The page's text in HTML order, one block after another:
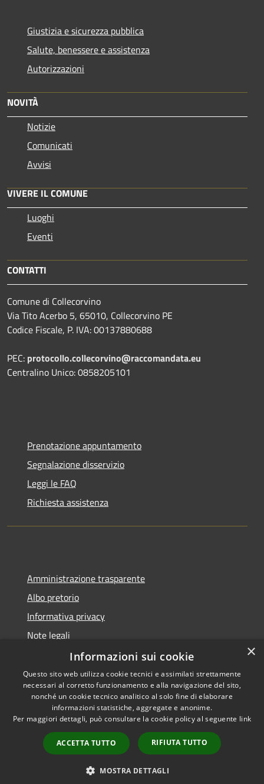
Giustizia e sicurezza pubblica
Salute, benessere e assistenza
Autorizzazioni
NOVITÀ
Notizie
Comunicati
Avvisi
VIVERE IL COMUNE
Luoghi
Eventi
CONTATTI
Comune di Collecorvino
Via Tito Acerbo 5, 65010, Collecorvino PE
Codice Fiscale, P. IVA: 00137880688
PEC: protocollo.collecorvino@raccomandata.eu
Centralino Unico: 0858205101
Prenotazione appuntamento
Segnalazione disservizio
Leggi le FAQ
Richiesta assistenza
Amministrazione trasparente
Albo pretorio
Informativa privacy
Note legali
Dichiarazione di accessibilità
RSS
Accessibilità
Copyright © 2026 • Comune di
Municipium•
Accesso
redazione
×
Informazioni sui cookie
Questo sito web utilizza cookie tecnici e assimilati strettamente
necessari al corretto funzionamento e alla navigazione del sito,
nonché un cookie tecnico analitico al solo fine di elaborare
informazioni statistiche, aggregate e anonime.
Per maggiori dettagli, può consultare la cookie policy al seguente link
ACCETTA TUTTO RIFIUTA TUTTO
MOSTRA DETTAGLI